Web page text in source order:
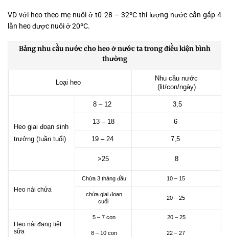
VD với heo theo mẹ nuôi ở t0 28 – 32ºC thì lượng nước cần gấp 4
lần heo được nuôi ở 20ºC.
Bảng nhu cầu nước cho heo ở nước ta trong điều kiện bình
thường
Loại heo
Nhu cầu nước
(lit/con/ngày)
Heo giai đoạn sinh
trưởng (tuần tuổi)
8 – 12 3,5
13 – 18 6
19 – 24 7,5
>25 8
Heo nái chửa
Chửa 3 tháng đầu 10 – 15
chửa giai đoạn
cuối
20 – 25
Heo nái đang tiết
sữa
5 – 7 con 20 – 25
8 – 10 con 22 – 27